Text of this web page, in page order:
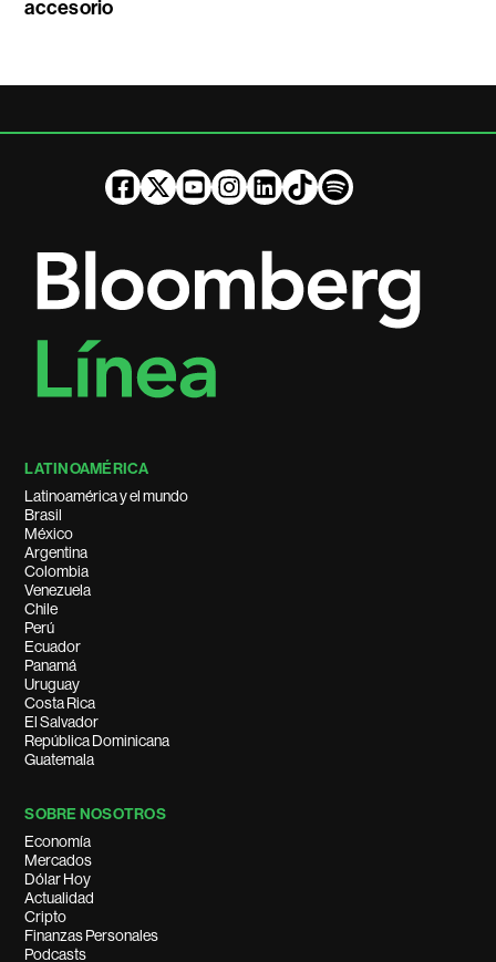
accesorio
LATINOAMÉRICA
Latinoamérica y el mundo
Brasil
México
Argentina
Colombia
Venezuela
Chile
Perú
Ecuador
Panamá
Uruguay
Costa Rica
El Salvador
República Dominicana
Guatemala
SOBRE NOSOTROS
Economía
Mercados
Dólar Hoy
Actualidad
Cripto
Finanzas Personales
Podcasts